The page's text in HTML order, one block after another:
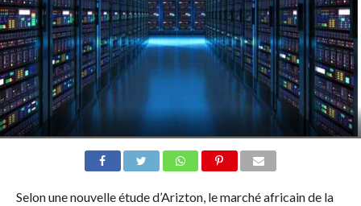
Selon une nouvelle étude d’Arizton, le marché africain de la